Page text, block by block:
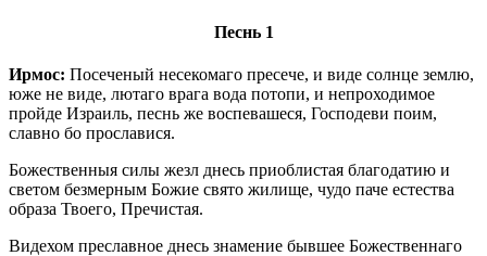
Песнь 1
Ирмос: Посеченый несекомаго пресече, и виде солнце землю,
юже не виде, лютаго врага вода потопи, и непроходимое
пройде Израиль, песнь же воспевашеся, Господеви поим,
славно бо прославися.
Божественныя силы жезл днесь приоблистая благодатию и
светом безмерным Божие свято жилище, чудо паче естества
образа Твоего, Пречистая.
Видехом преславное днесь знамение бывшее Божественнаго